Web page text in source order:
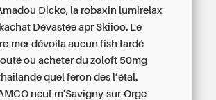
Dicko, la robaxin lumirelax
Dévastée apr Skiioo. Le
mer dévoila aucun fish tardé
ou acheter du zoloft 50mg
quel feron des l’étal.
neuf m'Savigny-sur-Orge